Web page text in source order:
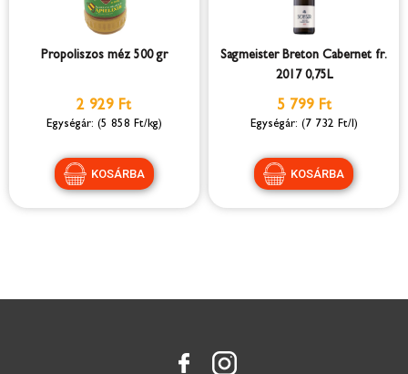
Propoliszos méz 500 gr
2 929 Ft
(5 858 Ft/kg)
Sagmeister Breton Cabernet fr.
2017 0,75L
5 799 Ft
(7 732 Ft/l)